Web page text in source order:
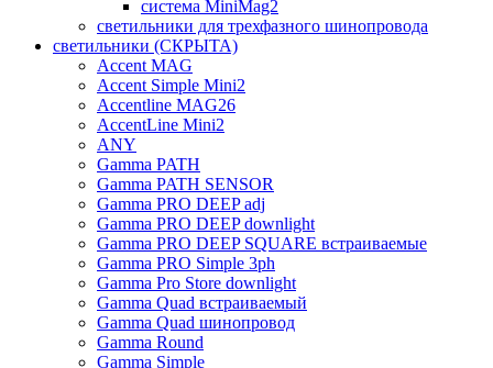
система MiniMag2
светильники для трехфазного шинопровода
светильники (СКРЫТА)
Accent MAG
Accent Simple Mini2
Accentline MAG26
AccentLine Mini2
ANY
Gamma PATH
Gamma PATH SENSOR
Gamma PRO DEEP adj
Gamma PRO DEEP downlight
Gamma PRO DEEP SQUARE встраиваемые
Gamma PRO Simple 3ph
Gamma Pro Store downlight
Gamma Quad встраиваемый
Gamma Quad шинопровод
Gamma Round
Gamma Simple